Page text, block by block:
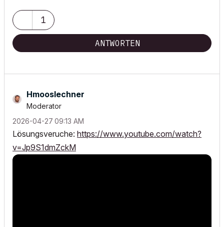
1
ANTWORTEN
Hmooslechner
Moderator
‎2026-04-27 09:13 AM
Lösungsveruche: https://www.youtube.com/watch?
v=Jp9S1dmZckM